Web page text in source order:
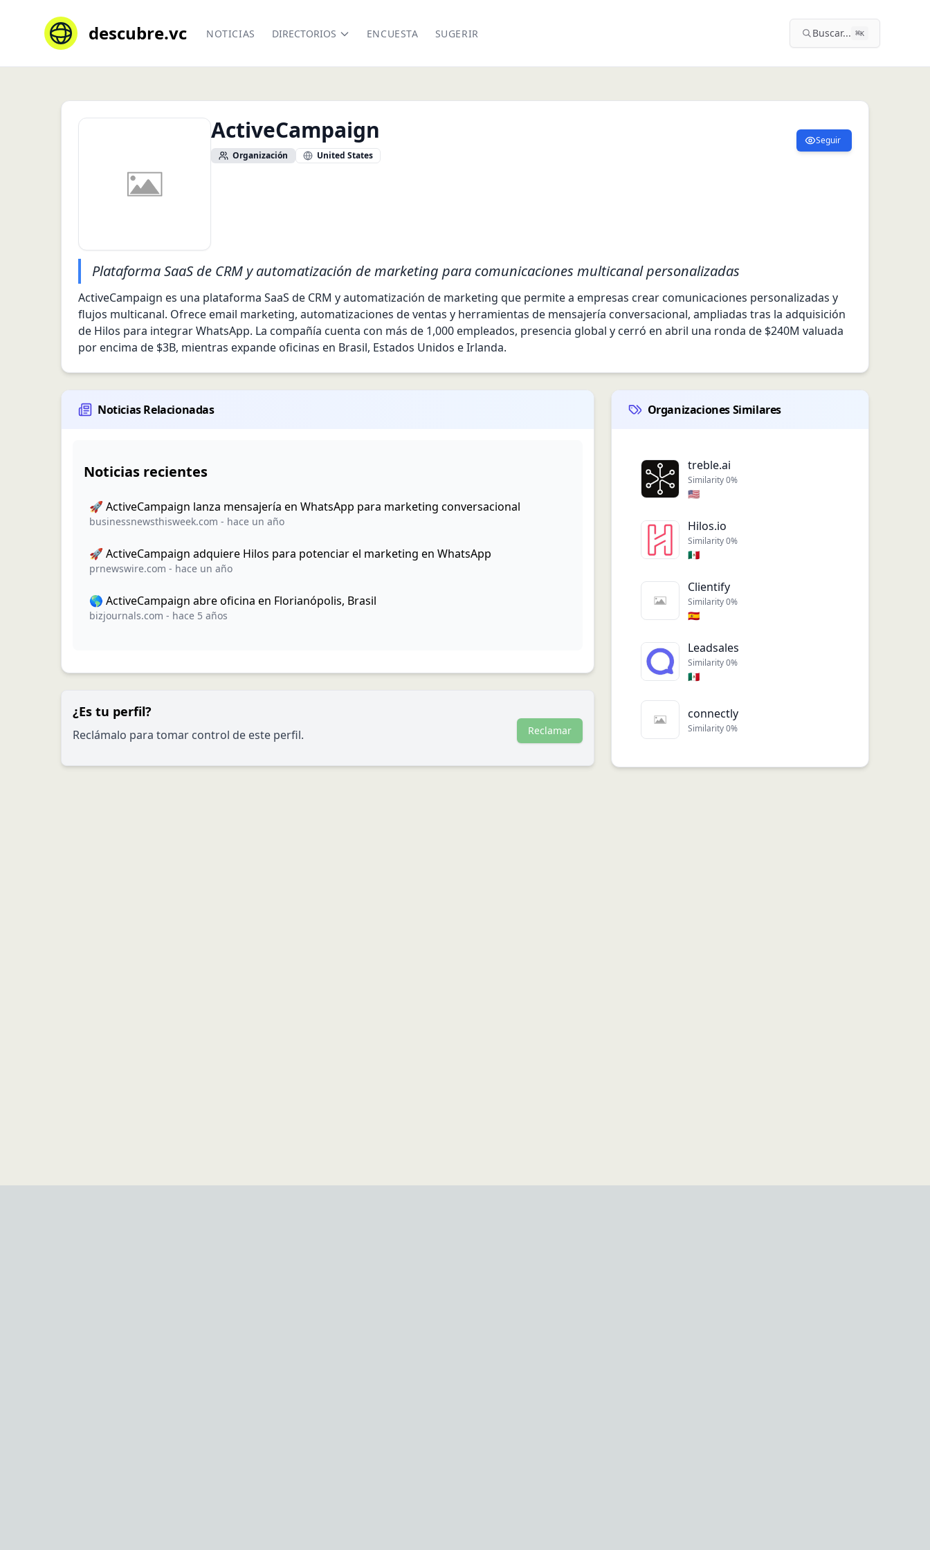
descubre.vc NOTICIAS DIRECTORIOS ENCUESTA SUGERIR Buscar... ⌘K
ActiveCampaign
Organización United States
Seguir
Plataforma SaaS de CRM y automatización de marketing para comunicaciones multicanal personalizadas
ActiveCampaign es una plataforma SaaS de CRM y automatización de marketing que permite a empresas crear comunicaciones personalizadas y
flujos multicanal. Ofrece email marketing, automatizaciones de ventas y herramientas de mensajería conversacional, ampliadas tras la adquisición
de Hilos para integrar WhatsApp. La compañía cuenta con más de 1,000 empleados, presencia global y cerró en abril una ronda de $240M valuada
por encima de $3B, mientras expande oficinas en Brasil, Estados Unidos e Irlanda.
Noticias Relacionadas
Noticias recientes
🚀 ActiveCampaign lanza mensajería en WhatsApp para marketing conversacional
businessnewsthisweek.com - hace un año
🚀 ActiveCampaign adquiere Hilos para potenciar el marketing en WhatsApp
prnewswire.com - hace un año
🌎 ActiveCampaign abre oficina en Florianópolis, Brasil
bizjournals.com - hace 5 años
¿Es tu perfil?
Reclámalo para tomar control de este perfil. Reclamar
Organizaciones Similares
treble.ai
Similarity0%
🇺🇸
Hilos.io
Similarity0%
🇲🇽
Clientify
Similarity0%
🇪🇸
Leadsales
Similarity0%
🇲🇽
connectly
Similarity0%